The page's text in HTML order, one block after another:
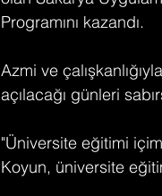
Programını kazandı.
Azmi ve
açılacağı günleri
"Üniversite eğitimi
Koyun, üniversite